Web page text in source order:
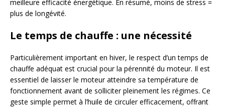
meilleure efficacité énergétique. En résumé, moins de stress =
plus de longévité.
Le temps de chauffe : une nécessité
Particulièrement important en hiver, le respect d’un temps de
chauffe adéquat est crucial pour la pérennité du moteur. Il est
essentiel de laisser le moteur atteindre sa température de
fonctionnement avant de solliciter pleinement les régimes. Ce
geste simple permet à l’huile de circuler efficacement, offrant